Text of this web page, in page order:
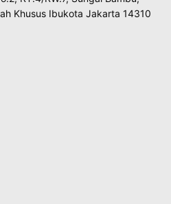
Khusus Ibukota Jakarta 14310